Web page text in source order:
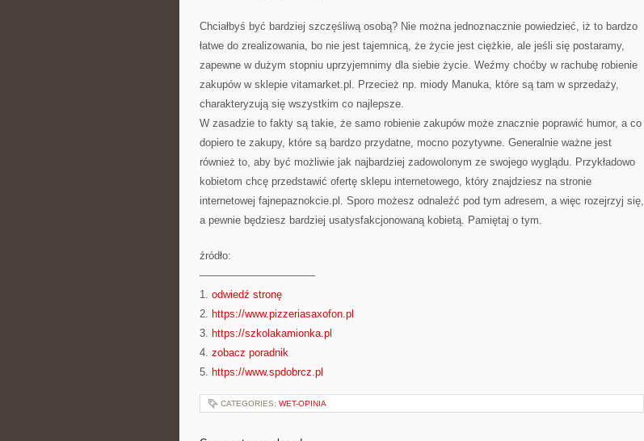
Chciałbyś być bardziej szczęśliwą osobą? Nie można jednoznacznie powiedzieć, iż to bardzo
łatwe do zrealizowania, bo nie jest tajemnicą, że życie jest ciężkie, ale jeśli się postaramy,
zapewne w dużym stopniu uprzyjemnimy dla siebie życie. Weźmy choćby w rachubę robienie
zakupów w sklepie vitamarket.pl. Przecież np. miody Manuka, które są tam w sprzedaży,
charakteryzują się wszystkim co najlepsze.
W zasadzie to fakty są takie, że samo robienie zakupów może znacznie poprawić humor, a co
dopiero te zakupy, które są bardzo przydatne, mocno pozytywne. Generalnie ważne jest
również to, aby być możliwie jak najbardziej zadowolonym ze swojego wyglądu. Przykładowo
kobietom chcę przedstawić ofertę sklepu internetowego, który znajdziesz na stronie
internetowej fajnepaznokcie.pl. Sporo możesz odnaleźć pod tym adresem, a więc rozejrzyj się,
a pewnie będziesz bardziej usatysfakcjonowaną kobietą. Pamiętaj o tym.
źródło:
———————————
1. odwiedź stronę
2. https://www.pizzeriasaxofon.pl
3. https://szkolakamionka.pl
4. zobacz poradnik
5. https://www.spdobrcz.pl
CATEGORIES: WET-OPINIA